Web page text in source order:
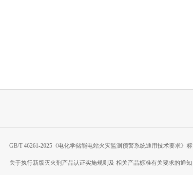
GB/T 46261-2025《电化学储能电站火灾监测预警系统通用技术要求》标
准分析
关于执行新版灭火剂产品认证实施规则及 相关产品标准有关要求的通知